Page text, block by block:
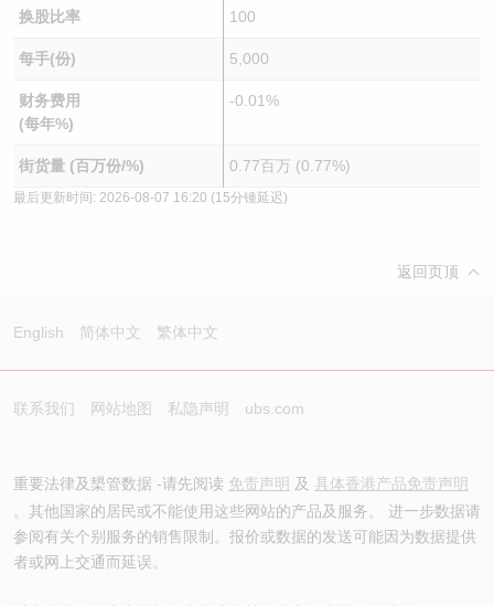
换股比率 100
每手(份) 5,000
财务费用
(每年%)
-0.01%
街货量 (百万份/%) 0.77百万 (0.77%)
最后更新时间: 2026-08-07 16:20 (15分锺延迟)
返回页顶
English 简体中文 繁体中文
联系我们 网站地图 私隐声明 ubs.com
重要法律及槼管数据 -请先阅读 免责声明 及 具体香港产品免责声明
。其他国家的居民或不能使用这些网站的产品及服务。 进一步数据请
参阅有关个别服务的销售限制。报价或数据的发送可能因为数据提供
者或网上交通而延误。